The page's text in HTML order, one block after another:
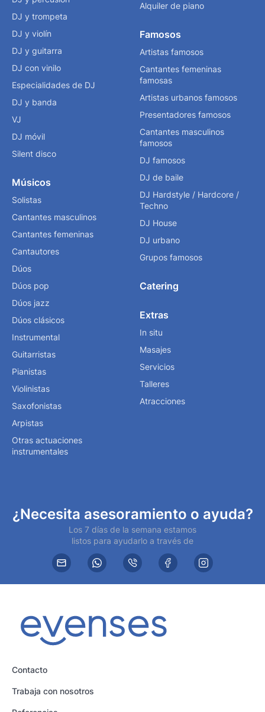
DJ y trompeta
DJ y violín
DJ y guitarra
DJ con vinilo
Especialidades de DJ
DJ y banda
VJ
DJ móvil
Silent disco
Músicos
Solistas
Cantantes masculinos
Cantantes femeninas
Cantautores
Dúos
Dúos pop
Dúos jazz
Dúos clásicos
Instrumental
Guitarristas
Pianistas
Violinistas
Saxofonistas
Arpistas
Otras actuaciones
instrumentales
Alquiler de piano
Famosos
Artistas famosos
Cantantes femeninas
famosas
Artistas urbanos famosos
Presentadores famosos
Cantantes masculinos
famosos
DJ famosos
DJ de baile
DJ Hardstyle / Hardcore /
Techno
DJ House
DJ urbano
Grupos famosos
Catering
Extras
In situ
Masajes
Servicios
Talleres
Atracciones
¿Necesita asesoramiento o ayuda?
Los 7 días de la semana estamos
listos para ayudarlo a través de
Contacto
Trabaja con nosotros